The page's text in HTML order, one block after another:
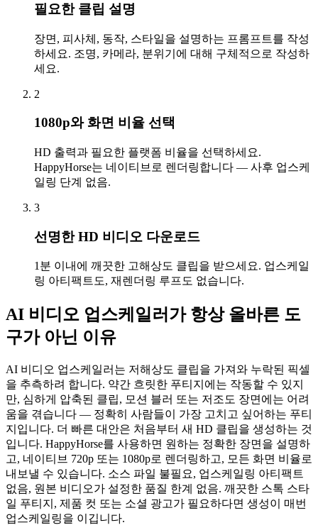
필요한 클립 설명
장면, 피사체, 동작, 스타일을 설명하는 프롬프트를 작성
하세요. 조명, 카메라, 분위기에 대해 구체적으로 작성하
세요.
2
1080p와 화면 비율 선택
HD 출력과 필요한 플랫폼 비율을 선택하세요.
HappyHorse는 네이티브로 렌더링합니다 — 사후 업스케
일링 단계 없음.
3
선명한 HD 비디오 다운로드
1분 이내에 깨끗한 고해상도 클립을 받으세요. 업스케일
링 아티팩트도, 재렌더링 루프도 없습니다.
AI 비디오 업스케일러가 항상 올바른 도
구가 아닌 이유
AI 비디오 업스케일러는 저해상도 클립을 가져와 누락된 픽셀
을 추측하려 합니다. 약간 흐릿한 푸티지에는 작동할 수 있지
만, 심하게 압축된 클립, 모션 블러 또는 저조도 장면에는 어려
움을 겪습니다 — 정확히 사람들이 가장 고치고 싶어하는 푸티
지입니다. 더 빠른 대안은 처음부터 새 HD 클립을 생성하는 것
입니다. HappyHorse를 사용하면 원하는 정확한 장면을 설명하
고, 네이티브 720p 또는 1080p로 렌더링하고, 모든 화면 비율로
내보낼 수 있습니다. 소스 파일 불필요, 업스케일링 아티팩트
없음, 원본 비디오가 설정한 품질 한계 없음. 깨끗한 스톡 스타
일 푸티지, 제품 컷 또는 소셜 광고가 필요하다면 생성이 매번
업스케일링을 이깁니다.